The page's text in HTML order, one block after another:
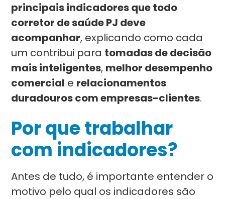
principais indicadores que todo
corretor de saúde PJ deve
acompanhar, explicando como cada
um contribui para tomadas de decisão
mais inteligentes, melhor desempenho
comercial e relacionamentos
duradouros com empresas-clientes.
Por que trabalhar
com indicadores?
Antes de tudo, é importante entender o
motivo pelo qual os indicadores são